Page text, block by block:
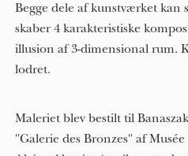
Begge dele af kunstværket kan
skaber 4 karakteristiske
illusion af 3-dimensional rum.
lodret.
Maleriet blev bestilt til
"Galerie des Bronzes" af